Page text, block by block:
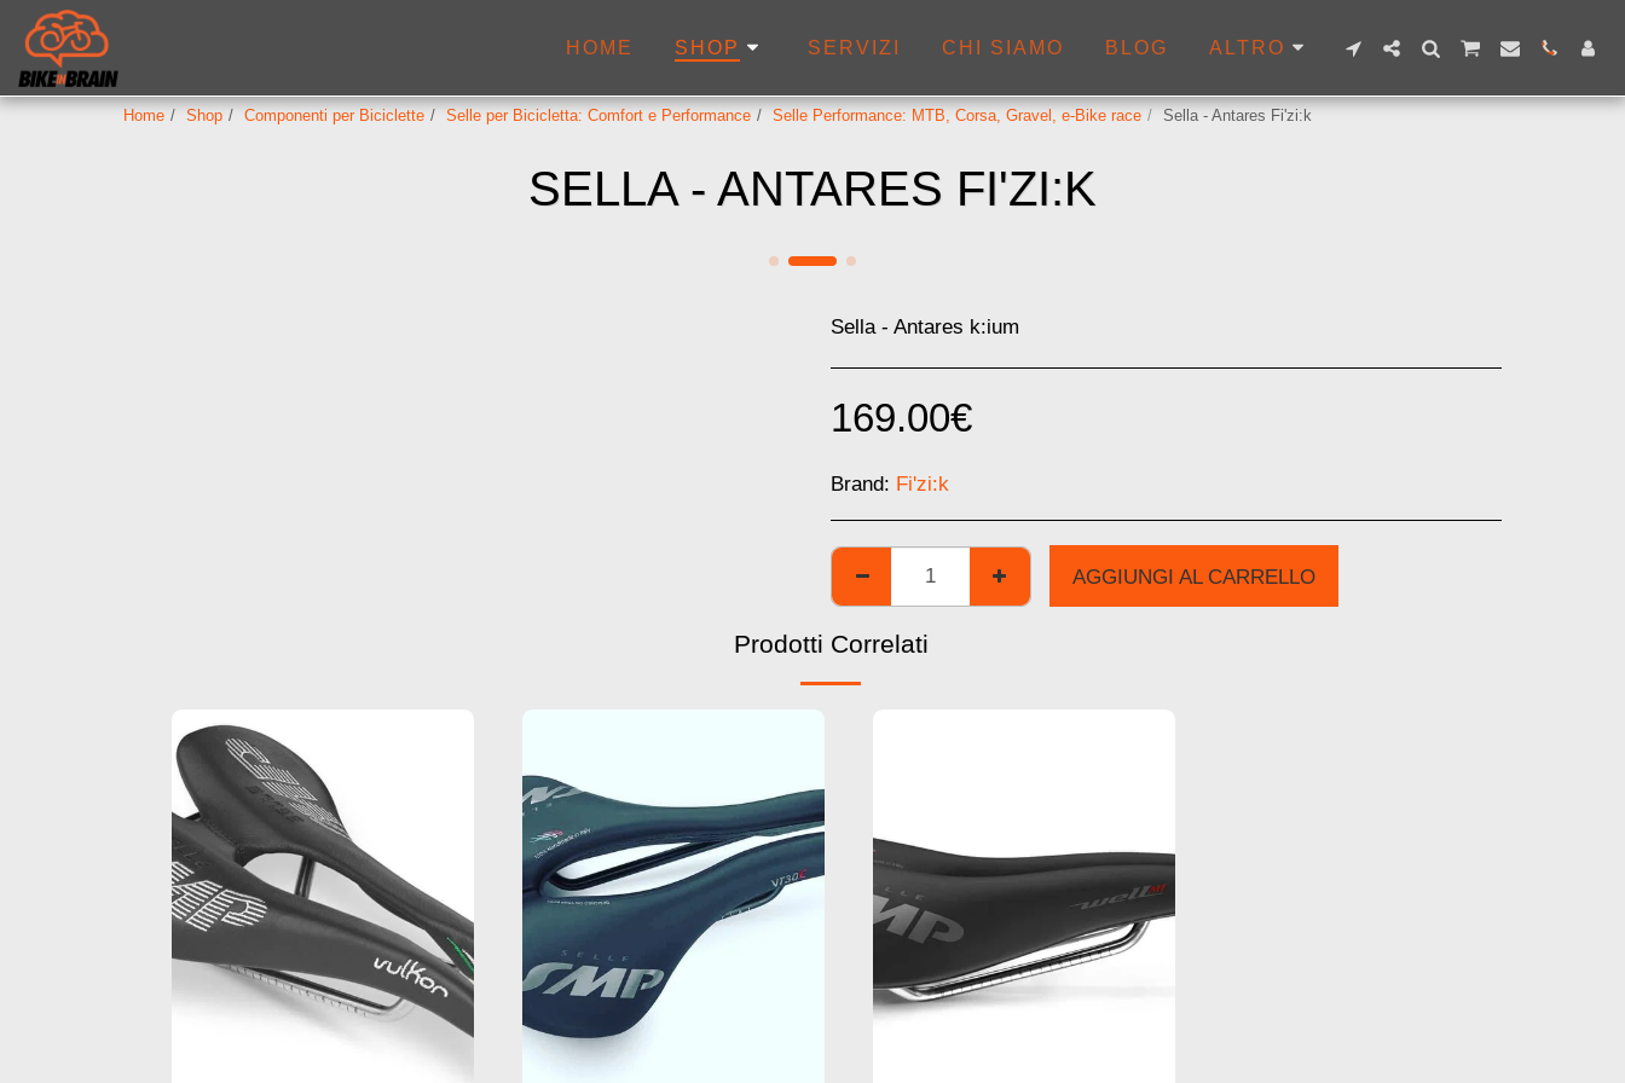
HOME SHOP SERVIZI CHI SIAMO BLOG ALTRO
Home Shop Componenti per Biciclette Selle per Bicicletta: Comfort e Performance Selle Performance: MTB, Corsa, Gravel, e-Bike race Sella - Antares Fi'zi:k
SELLA - ANTARES FI'ZI:K
Sella - Antares k:ium
169.00€
Brand: Fi'zi:k
AGGIUNGI AL CARRELLO
Prodotti Correlati